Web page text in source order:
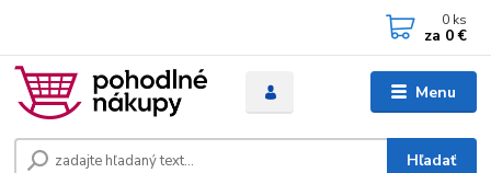
Menu
Hľadať
0 ks
za 0 €